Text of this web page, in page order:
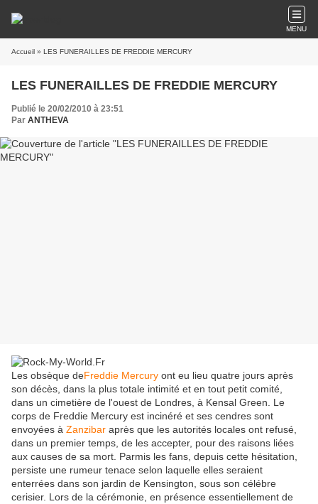
MENU
Accueil » LES FUNERAILLES DE FREDDIE MERCURY
LES FUNERAILLES DE FREDDIE MERCURY
Publié le 20/02/2010 à 23:51
Par ANTHEVA
Les obsèque deFreddie Mercury ont eu lieu quatre jours après
son décès, dans la plus totale intimité et en tout petit comité,
dans un cimetière de l'ouest de Londres, à Kensal Green. Le
corps de Freddie Mercury est incinéré et ses cendres sont
envoyées à Zanzibar après que les autorités locales ont refusé,
dans un premier temps, de les accepter, pour des raisons liées
aux causes de sa mort. Parmis les fans, depuis cette hésitation,
persiste une rumeur tenace selon laquelle elles seraient
enterrées dans son jardin de Kensington, sous son célébre
cerisier. Lors de la cérémonie, en présence essentiellement de